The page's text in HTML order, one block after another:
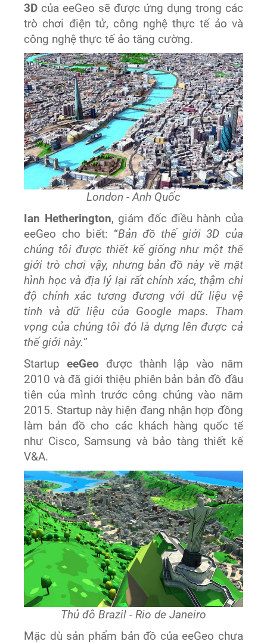
3D của eeGeo sẽ được ứng dụng trong các
trò chơi điện tử, công nghệ thực tế ảo và
công nghệ thực tế ảo tăng cường.
London - Anh Quốc
Ian Hetherington, giám đốc điều hành của
eeGeo cho biết: “Bản đồ thế giới 3D của
chúng tôi được thiết kế giống như một thế
giới trò chơi vậy, nhưng bản đồ này về mặt
hình học và địa lý lại rất chính xác, thậm chí
độ chính xác tương đương với dữ liệu vệ
tinh và dữ liệu của Google maps. Tham
vọng của chúng tôi đó là dựng lên được cả
thế giới này.”
StartupeeGeo được thành lập vào năm
2010 và đã giới thiệu phiên bản bản đồ đầu
tiên của mình trước công chúng vào năm
2015. Startup này hiện đang nhận hợp đồng
làm bản đồ cho các khách hàng quốc tế
như Cisco, Samsung và bảo tàng thiết kế
V&A.
Thủ đô Brazil - Rio de Janeiro
Mặc dù sản phẩm bản đồ của eeGeo chưa